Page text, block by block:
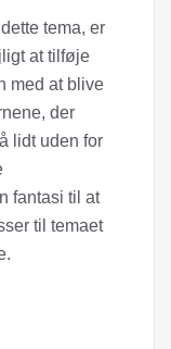
tema, er
at tilføje
med at blive
der
lidt uden for
fantasi til at
til temaet